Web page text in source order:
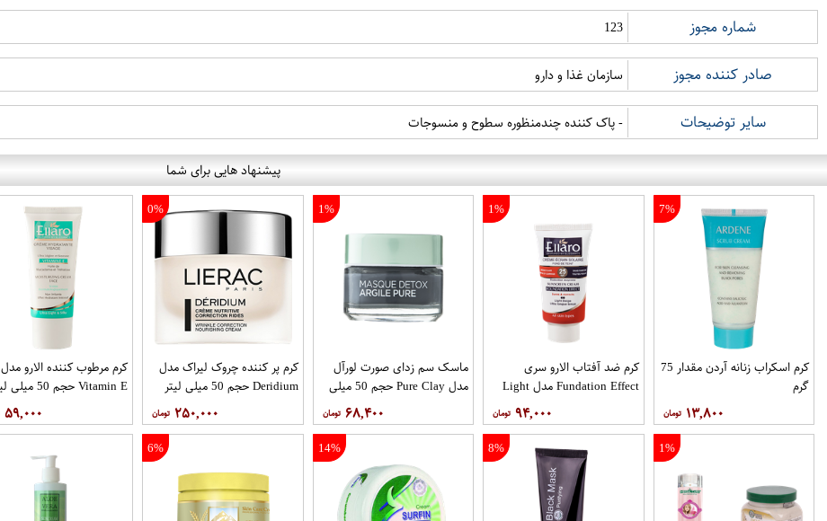
شماره مجوز 123
صادر کننده مجوز سازمان غذا و دارو
سایر توضیحات - پاک کننده چندمنظوره سطوح و منسوجات
پیشنهاد هایی برای شما
7%
کرم اسکراب زنانه آردن مقدار 75
گرم
۱۳,۸۰۰
1%
کرم ضد آفتاب الارو سری
Fundation Effect مدل Light
Beige SPF25 حجم 40 میلی
لیتر
۹۴,۰۰۰
1%
ماسک سم زدای صورت لورآل
مدل Pure Clay حجم 50 میلی
۶۸,۴۰۰
0%
کرم پر کننده چروک لیراک مدل
Deridium حجم 50 میلی لیتر
۲۵۰,۰۰۰
کرم مرطوب کننده الارو مدل
Vitamin E حجم 50 میلی لیتر
۵۹,۰۰۰
1%
8%
14%
6%